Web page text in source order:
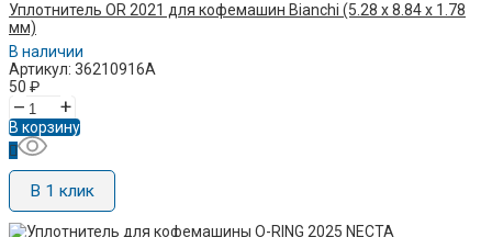
Уплотнитель OR 2021 для кофемашин Bianchi (5.28 x 8.84 x 1.78
мм)
В наличии
Артикул: 36210916A
50 ₽
– +
В корзину
В 1 клик